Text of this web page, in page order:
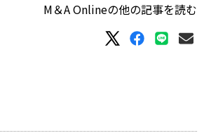
M＆A Onlineの他の記事を読む